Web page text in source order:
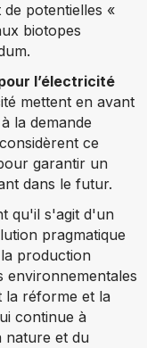
de potentielles «
biotopes
l’électricité
mettent en avant
la demande
ce
garantir un
dans le futur.
qu'il s'agit d'un
pragmatique
production
environnementales
la réforme et la
continue à
nature et du